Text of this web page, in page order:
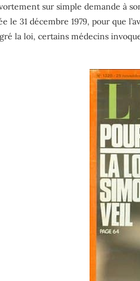
sur simple demande à
le 31 décembre 1979, pour que
la loi, certains médecins